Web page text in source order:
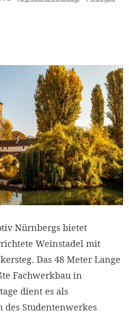
Nürnbergs bietet
Weinstadel mit
Das 48 Meter Lange
Fachwerkbau in
dient es als
des Studentenwerkes